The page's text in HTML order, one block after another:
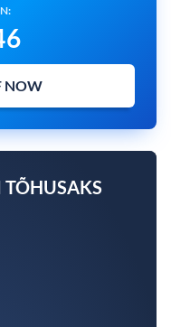
NOW